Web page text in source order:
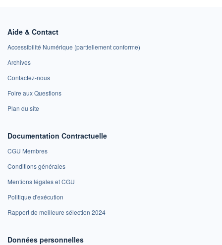
Aide & Contact
Accessibilité Numérique (partiellement conforme)
Archives
Contactez-nous
Foire aux Questions
Plan du site
Documentation Contractuelle
CGU Membres
Conditions générales
Mentions légales et CGU
Politique d'exécution
Rapport de meilleure sélection 2024
Données personnelles